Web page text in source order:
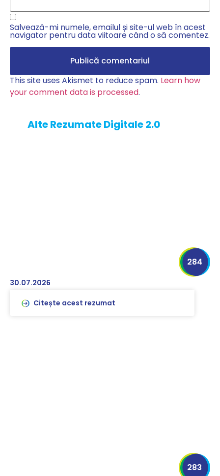
Salvează-mi numele, emailul și site-ul web în acest
navigator pentru data viitoare când o să comentez.
This site uses Akismet to reduce spam. Learn how
your comment data is processed.
Alte Rezumate Digitale 2.0
30.07.2026
284
Citește acest rezumat
283